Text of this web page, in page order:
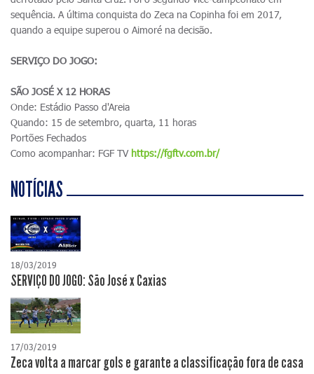
sequência. A última conquista do Zeca na Copinha foi em 2017,
quando a equipe superou o Aimoré na decisão.
SERVIÇO DO JOGO:
SÃO JOSÉ X 12 HORAS
Onde: Estádio Passo d'Areia
Quando: 15 de setembro, quarta, 11 horas
Portões Fechados
Como acompanhar: FGF TV https://fgftv.com.br/
NOTÍCIAS
18/03/2019
SERVIÇO DO JOGO: São José x Caxias
17/03/2019
Zeca volta a marcar gols e garante a classificação fora de casa